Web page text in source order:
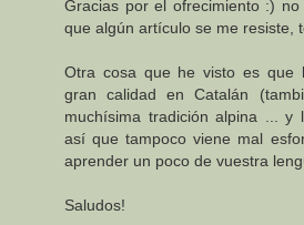
Gracias por el ofrecimiento :)
que algún artículo se me resiste,
Otra cosa que he visto es que
gran calidad en Catalán
muchísima tradición alpina ... y
así que tampoco viene mal
aprender un poco de vuestra
Saludos!